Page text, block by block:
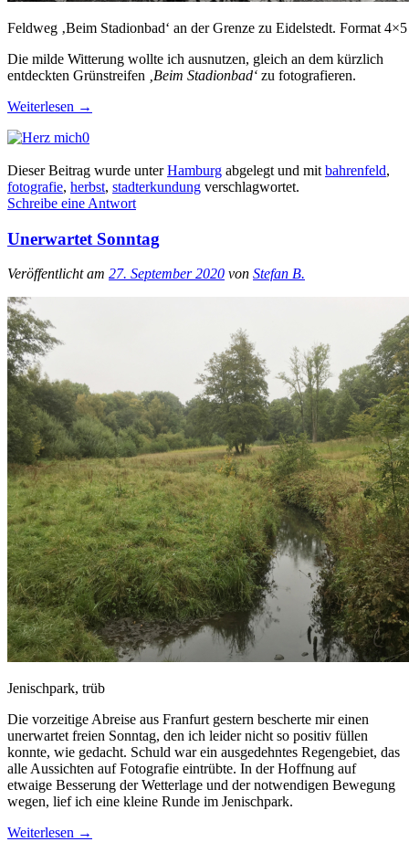
Feldweg ‚Beim Stadionbad‘ an der Grenze zu Eidelstedt. Format
Die milde Witterung wollte ich ausnutzen, gleich an dem kürzlich
entdeckten Grünstreifen
‚Beim Stadionbad‘ zu fotografieren.
Weiterlesen →
0
Dieser Beitrag wurde unterHamburg abgelegt und mit bahrenfeld,
fotografie, herbst, stadterkundung verschlagwortet.
Schreibe eine Antwort
Unerwartet Sonntag
Veröffentlicht am 27. September 2020 von Stefan B.
Jenischpark, trüb
Die vorzeitige Abreise aus Franfurt gestern bescherte mir einen
unerwartet freien Sonntag, den ich leider nicht so positiv füllen
konnte, wie gedacht. Schuld war ein ausgedehntes Regengebiet, das
alle Aussichten auf Fotografie eintrübte. In der Hoffnung auf
etwaige Besserung der Wetterlage und der notwendigen Bewegung
wegen, lief ich eine kleine Runde im Jenischpark.
Weiterlesen →